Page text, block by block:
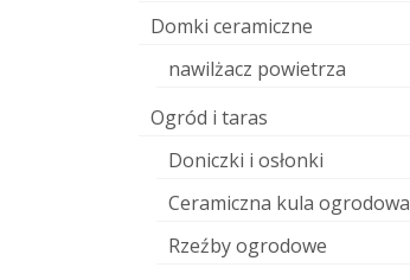
Domki ceramiczne
nawilżacz powietrza
Ogród i taras
Doniczki i osłonki
Ceramiczna kula ogrodowa
Rzeźby ogrodowe